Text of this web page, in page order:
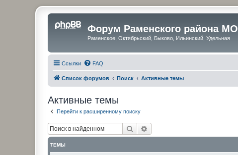
Форум Раменского района МО
Раменское, Октябрьский, Быково, Ильинский, Удельная
Ссылки FAQ
Список форумов Поиск Активные темы
Активные темы
Перейти к расширенному поиску
Поиск
ТЕМЫ